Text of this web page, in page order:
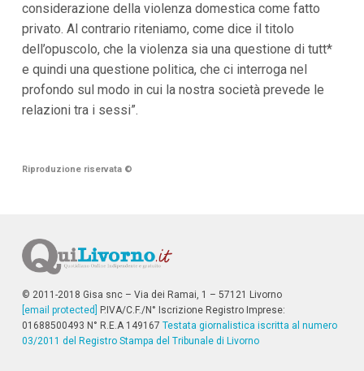
i
i
n
f
o
n
d
o
considerazione della violenza domestica come fatto
privato. Al contrario riteniamo, come dice il titolo
dell’opuscolo, che la violenza sia una questione di tutt*
e quindi una questione politica, che ci interroga nel
profondo sul modo in cui la nostra società prevede le
relazioni tra i sessi”.
Riproduzione riservata ©
© 2011-2018 Gisa snc – Via dei Ramai, 1 – 57121 Livorno
[email protected]
P.IVA/C.F./N° Iscrizione Registro Imprese:
01688500493 N° R.E.A 149167 Testata giornalistica iscritta al numero
03/2011 del Registro Stampa del Tribunale di Livorno